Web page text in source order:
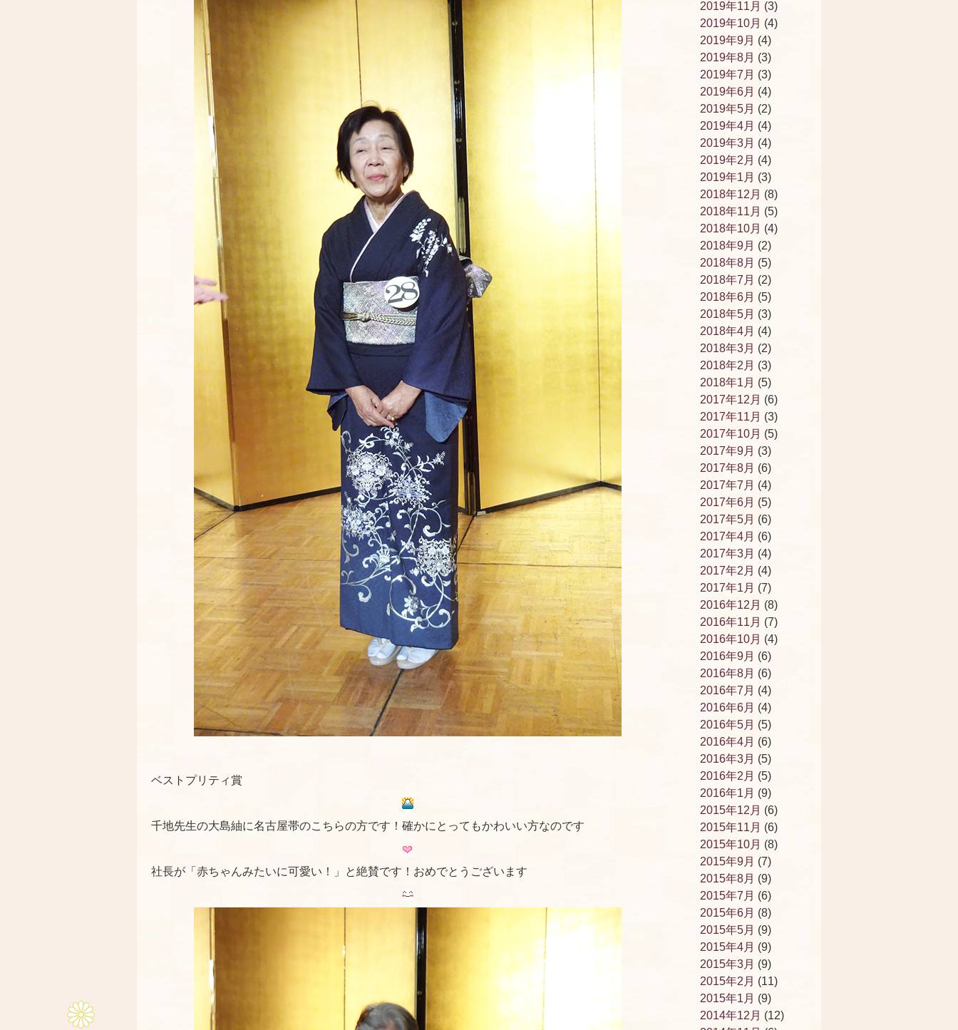
ベストプリティ賞
千地先生の大島紬に名古屋帯のこちらの方です！確かにとってもかわいい方なのです
社長が「赤ちゃんみたいに可愛い！」と絶賛です！おめでとうございます
2019年11月 (3)
2019年10月 (4)
2019年9月 (4)
2019年8月 (3)
2019年7月 (3)
2019年6月 (4)
2019年5月 (2)
2019年4月 (4)
2019年3月 (4)
2019年2月 (4)
2019年1月 (3)
2018年12月 (8)
2018年11月 (5)
2018年10月 (4)
2018年9月 (2)
2018年8月 (5)
2018年7月 (2)
2018年6月 (5)
2018年5月 (3)
2018年4月 (4)
2018年3月 (2)
2018年2月 (3)
2018年1月 (5)
2017年12月 (6)
2017年11月 (3)
2017年10月 (5)
2017年9月 (3)
2017年8月 (6)
2017年7月 (4)
2017年6月 (5)
2017年5月 (6)
2017年4月 (6)
2017年3月 (4)
2017年2月 (4)
2017年1月 (7)
2016年12月 (8)
2016年11月 (7)
2016年10月 (4)
2016年9月 (6)
2016年8月 (6)
2016年7月 (4)
2016年6月 (4)
2016年5月 (5)
2016年4月 (6)
2016年3月 (5)
2016年2月 (5)
2016年1月 (9)
2015年12月 (6)
2015年11月 (6)
2015年10月 (8)
2015年9月 (7)
2015年8月 (9)
2015年7月 (6)
2015年6月 (8)
2015年5月 (9)
2015年4月 (9)
2015年3月 (9)
2015年2月 (11)
2015年1月 (9)
2014年12月 (12)